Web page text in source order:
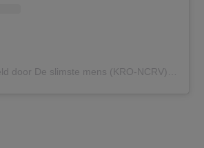
Een bericht gedeeld door De slimste mens (KRO-NCRV) (@deslimstemens_nl)